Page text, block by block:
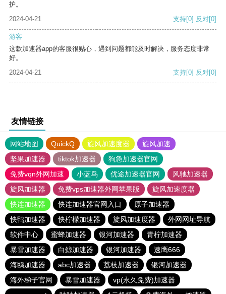
护。
2024-04-21
支持[0] 反对[0]
游客
这款加速器app的客服很贴心，遇到问题都能及时解决，服务态度非常
好。
2024-04-21
支持[0] 反对[0]
友情链接
网站地图 QuickQ 旋风加速度器
旋风加速
坚果加速器
tiktok加速器
狗急加速器官网
免费vqn外网加速
小蓝鸟 优途加速器官网
风驰加速器
旋风加速器
免费vps加速器外网苹果版
旋风加速度器
快连加速器
快连加速器官网入口
原子加速器
快鸭加速器
快柠檬加速器 旋风加速度器
外网网址导航
软件中心
蜜蜂加速器 银河加速器
青柠加速器
暴雪加速器
白鲸加速器 银河加速器
速鹰666
海鸥加速器
abc加速器 荔枝加速器
银河加速器
海外梯子官网
暴雪加速器
vp(永久免费)加速器